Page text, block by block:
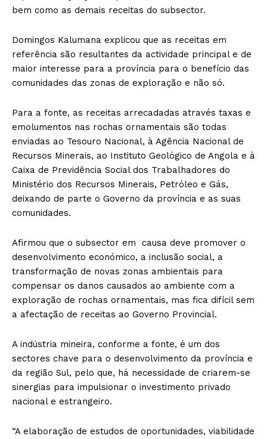
bem como as demais receitas do subsector.
Domingos Kalumana explicou que as receitas em
referência são resultantes da actividade principal e de
maior interesse para a província para o benefício das
comunidades das zonas de exploração e não só.
Para a fonte, as receitas arrecadadas através taxas e
emolumentos nas rochas ornamentais são todas
enviadas ao Tesouro Nacional, à Agência Nacional de
Recursos Minerais, ao Instituto Geológico de Angola e à
Caixa de Previdência Social dos Trabalhadores do
Ministério dos Recursos Minerais, Petróleo e Gás,
deixando de parte o Governo da província e as suas
comunidades.
Afirmou que o subsector em causa deve promover o
desenvolvimento económico, a inclusão social, a
transformação de novas zonas ambientais para
compensar os danos causados ao ambiente com a
exploração de rochas ornamentais, mas fica difícil sem
a afectação de receitas ao Governo Provincial.
A indústria mineira, conforme a fonte, é um dos
sectores chave para o desenvolvimento da província e
da região Sul, pelo que, há necessidade de criarem-se
sinergias para impulsionar o investimento privado
nacional e estrangeiro.
“A elaboração de estudos de oportunidades, viabilidade